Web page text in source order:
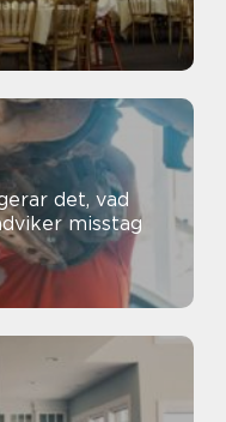
det, vad
misstag